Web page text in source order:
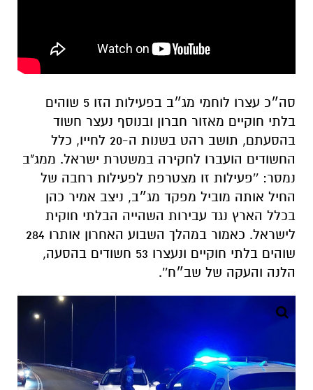
סה״כ עצרו לוחמי מג״ב בפעילות הזו 5 שוהים
בלתי חוקיים מאזור חברון ובנוסף נעצר חשוד
בהסעתם, תושב רהט בשנות ה-20 לחייו, כלל
החשודים הועברו לחקירה במשטרת ישראל. ממג"ב
נמסר: ''פעילות זו מצטרפת לפעילות רחבה של
החיל אותה מוביל מפקד מג״ב, ניצב אמיר כהן
בכלל הארץ נגד עבירות השהייה הבלתי חוקית
לישראל. כאמור במהלך השבוע האחרון אותרו 284
שוהים בלתי חוקיים ונעצרו 53 חשודים בהסעה,
הלנה והעקה של שב״ח''.